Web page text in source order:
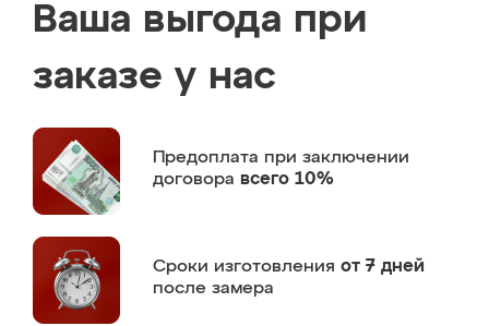
Ваша выгода при
заказе у нас
Предоплата при заключении
договора всего 10%
Сроки изготовления от 7 дней
после замера